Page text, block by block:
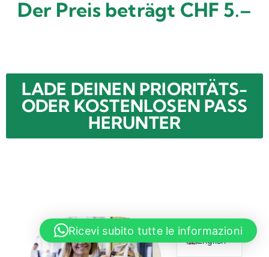
Der Preis beträgt CHF 5.–
LADE DEINEN PRIORITÄTS-
ODER KOSTENLOSEN PASS
HERUNTER
Ricevi subito tutte le informazioni
English
Italian